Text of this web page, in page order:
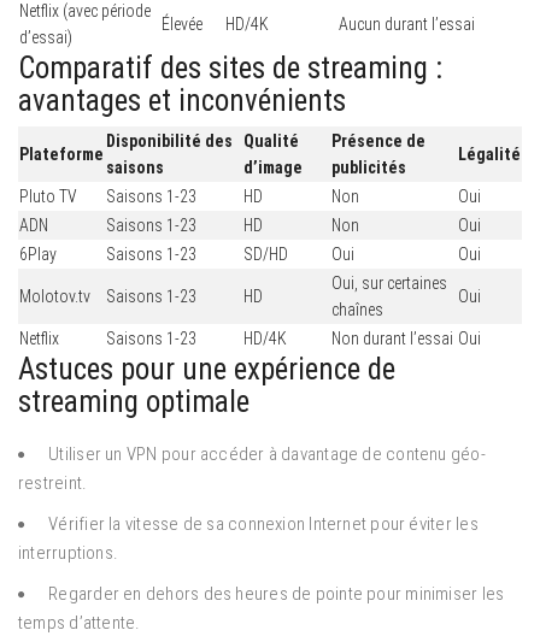
Netflix (avec période
d’essai)
Élevée HD/4K Aucun durant l’essai
Comparatif des sites de streaming :
avantages et inconvénients
Plateforme
Disponibilité des
saisons
Qualité
d’image
Présence de
publicités
Légalité
Pluto TV Saisons 1-23 HD Non
Oui
ADN
Saisons 1-23 HD Non
Oui
6Play
Saisons 1-23 SD/HD Oui Oui
Molotov.tv Saisons 1-23 HD
Oui, sur certaines
chaînes
Oui
Netflix Saisons 1-23 HD/4K Non durant l’essai Oui
Astuces pour une expérience de
streaming optimale
Utiliser un VPN pour accéder à davantage de contenu géo-
restreint.
Vérifier la vitesse de sa connexion Internet pour éviter les
interruptions.
Regarder en dehors des heures de pointe pour minimiser les
temps d’attente.